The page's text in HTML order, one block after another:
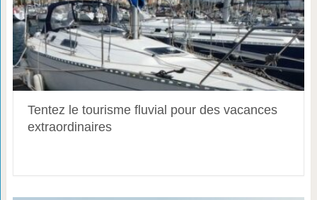
Tentez le tourisme fluvial pour des vacances
extraordinaires